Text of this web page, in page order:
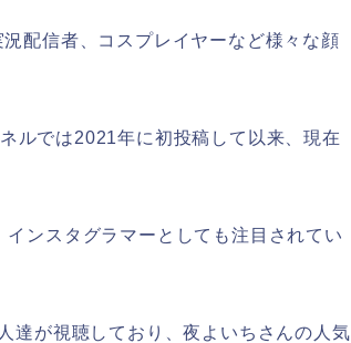
配信者、コスプレイヤーなど様々な顔
ルでは2021年に初投稿して以来、現在
ンスタグラマーとしても注目されてい
達が視聴しており、夜よいちさんの人気